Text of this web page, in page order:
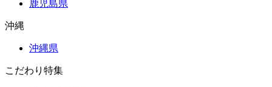
鹿児島県
沖縄
沖縄県
こだわり特集